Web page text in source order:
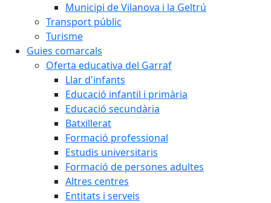
Municipi de Vilanova i la Geltrú
Transport públic
Turisme
Guies comarcals
Oferta educativa del Garraf
Llar d'infants
Educació infantil i primària
Educació secundària
Batxillerat
Formació professional
Estudis universitaris
Formació de persones adultes
Altres centres
Entitats i serveis